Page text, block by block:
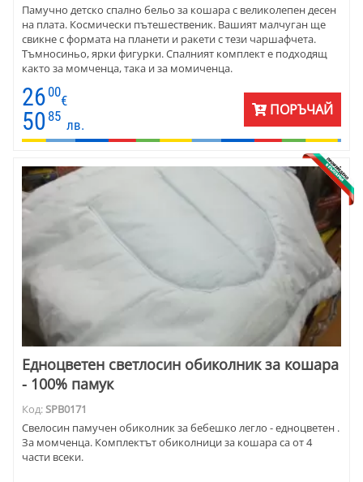
Памучно детско спално бельо за кошара с великолепен десен
на плата. Космически пътешественик. Вашият малчуган ще
свикне с формата на планети и ракети с тези чаршафчета.
Тъмносиньо, ярки фигурки. Спалният комплект е подходящ
както за момченца, така и за момиченца.
26 00
€
50 85
лв.
ПОРЪЧАЙ
Едноцветен светлосин обиколник за кошара
- 100% памук
Код:SPB0171
Свелосин памучен обиколник за бебешко легло - едноцветен .
За момченца. Комплектът обиколници за кошара са от 4
части всеки.